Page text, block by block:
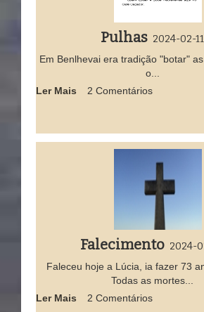
Pulhas 2024-02-11
Em Benlhevai era tradição "botar"
o...
Ler Mais
2 Comentários
Falecimento 2024-
Faleceu hoje a Lúcia, ia fazer 73
Todas as mortes...
Ler Mais
2 Comentários